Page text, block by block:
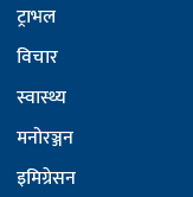
ट्राभल
विचार
स्वास्थ्य
मनोरञ्जन
इमिग्रेसन